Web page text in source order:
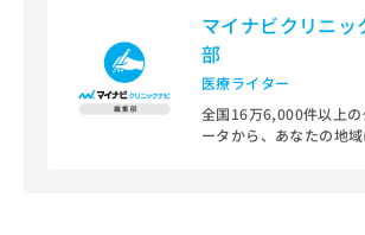
マイナビクリニッ
部
医療ライター
全国16万6,000件以上の
ータから、あなたの地